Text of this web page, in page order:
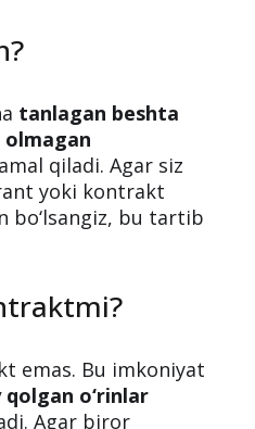
e’lon qilingach
etiladi.
tanlagan beshta
olmagan
qiladi. Agar siz
bo‘lsangiz, bu tartib